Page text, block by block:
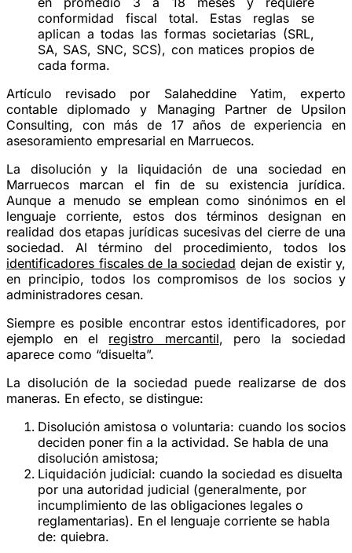
conformidad fiscal total. Estas reglas se
aplican a todas las formas societarias (SRL,
SA, SAS, SNC, SCS), con matices propios de
cada forma.
Artículo revisado por Salaheddine Yatim, experto
contable diplomado y Managing Partner de Upsilon
Consulting, con más de 17 años de experiencia en
asesoramiento empresarial en Marruecos.
La disolución y la liquidación de una sociedad en
Marruecos marcan el fin de su existencia jurídica.
Aunque a menudo se emplean como sinónimos en el
lenguaje corriente, estos dos términos designan en
realidad dos etapas jurídicas sucesivasdel cierre de una
sociedad. Al término del procedimiento, todos los
identificadores fiscales de la sociedad dejan de existir y,
en principio, todos los compromisos de los socios y
administradores cesan.
Siempre es posible encontrar estos identificadores, por
ejemplo en el registro mercantil, pero la sociedad
aparece como “disuelta”.
La disolución de la sociedad puede realizarse de dos
maneras. En efecto, se distingue:
Disolución amistosa o voluntaria: cuando los socios
deciden poner fin a la actividad. Se habla de una
disolución amistosa;
Liquidación judicial: cuando la sociedad es disuelta
por una autoridad judicial (generalmente, por
incumplimiento de las obligaciones legales o
reglamentarias). En el lenguaje corriente se habla
de: quiebra.